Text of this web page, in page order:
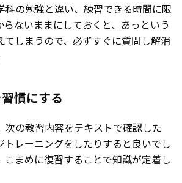
科の勉強と違い、練習できる時間に限
らないままにしておくと、あっという
てしまうので、必ずすぐに質問し解消
慣にする
次の教習内容をテキストで確認した
トレーニングをしたりすると良いでし
こまめに復習することで知識が定着し